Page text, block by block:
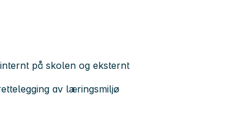
på skolen og eksternt
av læringsmiljø